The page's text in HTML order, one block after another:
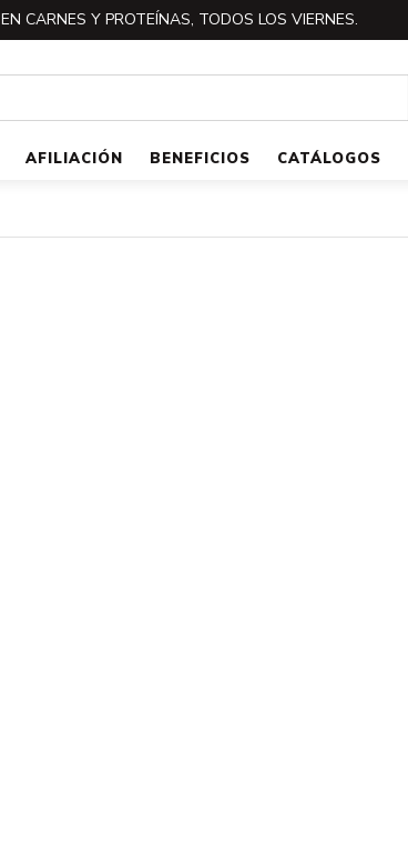
EN CARNES Y PROTEÍNAS, TODOS LOS VIERNES.
AFILIACIÓN BENEFICIOS CATÁLOGOS